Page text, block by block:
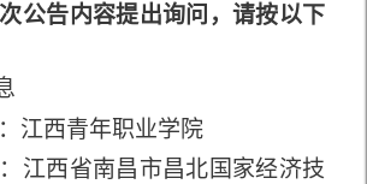
公告内容提出询问，请按以下
江西青年职业学院
江西省南昌市昌北国家经济技